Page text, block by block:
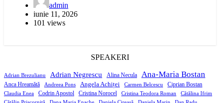
admin
iunie 11, 2026
101 views
SPEAKERI
Adrian Brezulianu Adrian Negrescu Alina Necula Ana-Maria Bostan
Anca Hreamătă Andreea Pons Angela Achiței Carmen Belcescu Ciprian Bostan
Claudia Enea Codrin Apostol Cristina Norocel Cristina Teodora Roman
Cătălina Ifrim